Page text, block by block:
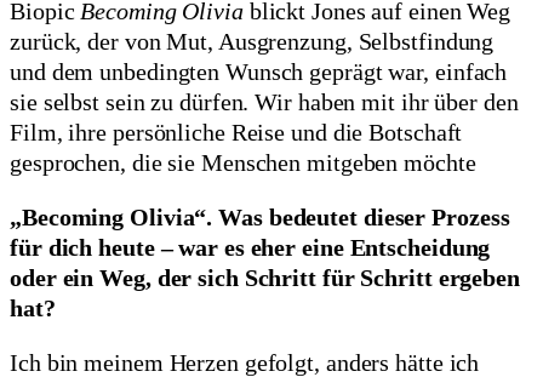
Biopic Becoming Oliviablickt Jones auf einen Weg
zurück, der von Mut, Ausgrenzung, Selbstfindung
und dem unbedingten Wunsch geprägt war, einfach
sie selbst sein zu dürfen. Wir haben mit ihr über den
Film, ihre persönliche Reise und die Botschaft
gesprochen, die sie Menschen mitgeben möchte
„Becoming Olivia“. Was bedeutet dieser Prozess
für dich heute – war es eher eine Entscheidung
oder ein Weg, der sich Schritt für Schritt ergeben
hat?
Ich bin meinem Herzen gefolgt, anders hätte ich